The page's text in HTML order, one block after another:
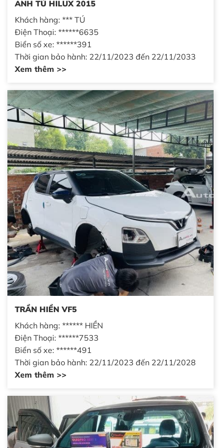
ANH TÚ HILUX 2015
Khách hàng: *** TÚ
Điện Thoại: ******6635
Biển số xe: ******391
Thời gian bảo hành: 22/11/2023 đến 22/11/2033
Xem thêm >>
TRẦN HIỀN VF5
Khách hàng: ****** HIỀN
Điện Thoại: ******7533
Biển số xe: ******491
Thời gian bảo hành: 22/11/2023 đến 22/11/2028
Xem thêm >>